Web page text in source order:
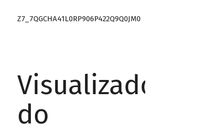
Z7_7QGCHA41L0RP906P422Q9Q0JM0
Visualizador
do